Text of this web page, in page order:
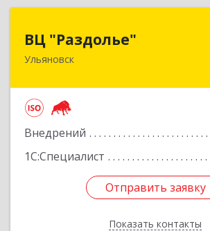
ВЦ "Раздолье"
Ульяновск
Внедрений
1С:Специалист
Отправить заявку
Показать контакты
432001, Ульяновская обл,
Отправить заявку
Назад